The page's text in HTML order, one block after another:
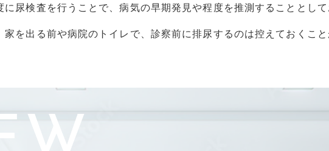
尿検査を行うことで、病気の早期発見や程度を推測することとして
を出る前や病院のトイレで、診察前に排尿するのは控えておくこと